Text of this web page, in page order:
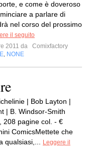
e come è doveroso
a parlare di
nel corso del prossimo
il seguito
2011 da
Comixfactory
NONE
| Bob Layton |
| B. Windsor-Smith
208 pagine col. - €
ComicsMettete che
qualsiasi,...
Leggere il